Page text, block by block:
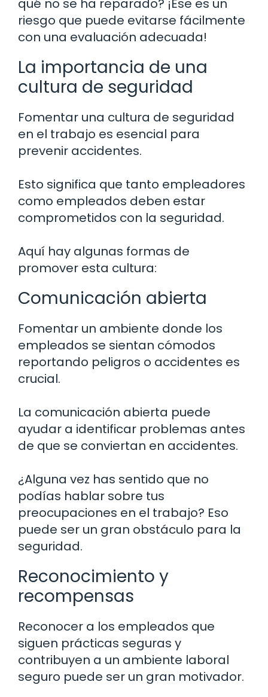
qué no se ha reparado? ¡Ese es un
riesgo que puede evitarse fácilmente
con una evaluación adecuada!
La importancia de una
cultura de seguridad
Fomentar una cultura de seguridad
en el trabajo es esencial para
prevenir accidentes.
Esto significa que tanto empleadores
como empleados deben estar
comprometidos con la seguridad.
Aquí hay algunas formas de
promover esta cultura:
Comunicación abierta
Fomentar un ambiente donde los
empleados se sientan cómodos
reportando peligros o accidentes es
crucial.
La comunicación abierta puede
ayudar a identificar problemas antes
de que se conviertan en accidentes.
¿Alguna vez has sentido que no
podías hablar sobre tus
preocupaciones en el trabajo? Eso
puede ser un gran obstáculo para la
seguridad.
Reconocimiento y
recompensas
Reconocer a los empleados que
siguen prácticas seguras y
contribuyen a un ambiente laboral
seguro puede ser un gran motivador.